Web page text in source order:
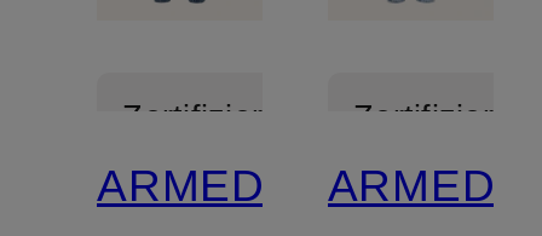
Zertifiziert
ARMEDANGELS
Zertifiziert